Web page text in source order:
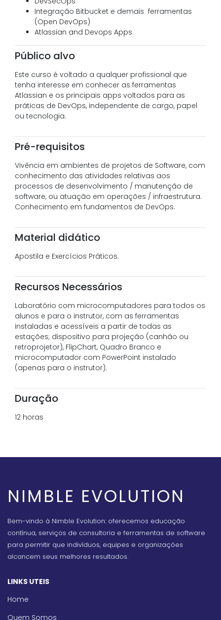
Integração Bitbucket e demais ferramentas
(Open DevOps)
Atlassian and Devops Apps
Público alvo
Este curso é voltado a qualquer profissional que
tenha interesse em conhecer as ferramentas
Atlassian e os principais apps voltados para as
práticas de DevOps, independente de cargo, papel
ou tecnologia.
Pré-requisitos
Vivência em ambientes de projetos de Software, com
conhecimento das atividades relativas aos
processos de desenvolvimento / manutenção de
software, ou atuação em operações / infraestrutura.
Conhecimento em fundamentos de DevOps.
Material didático
Apostila e Exercícios Práticos.
Recursos Necessários
Laboratório com microcomputadores para todos os
alunos e para o instrutor, com as ferramentas
instaladas e acessíveis a partir de todas as
estações; dispositivo para projeção (canhão ou
retroprojetor), FlipChart, Quadro Branco e
microcomputador com PowerPoint instalado
(apenas para o instrutor).
Duração
12 horas
NIMBLE EVOLUTION
Bem-vindo à Nimble Evolution: oferecemos educação
contínua, serviços de consultoria e ferramentas de software
para permitir que indivíduos, equipes e organizações
alcancem seus melhores resultados.
LINKS UTEIS
Home
Quem Somos